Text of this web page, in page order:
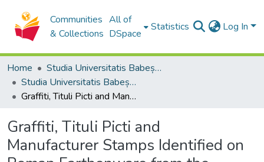
Communities
& Collections
All of
DSpace
Statistics Log In
Home
Studia Universitatis Babeș-Bolyai Collection
Studia Universitatis Babeș-Bolyai Historia
Graffiti, Tituli Picti and Manufacturer Stamps Identified on Roman Earthenware from the Potaissa Legionary Fortress (2nd-3rd centuries AD)
Graffiti, Tituli Picti and
Manufacturer Stamps Identified on